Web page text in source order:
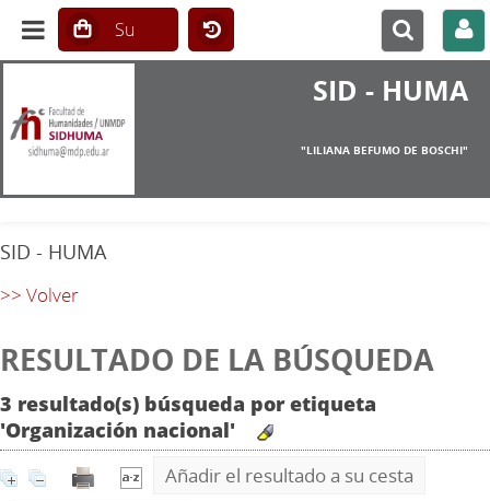
SID - HUMA
"LILIANA BEFUMO DE BOSCHI"
SID - HUMA
>> Volver
RESULTADO DE LA BÚSQUEDA
3 resultado(s) búsqueda por etiqueta
'Organización nacional'
Añadir el resultado a su cesta